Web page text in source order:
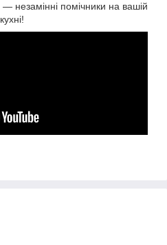
— незамінні помічники на вашій
кухні!